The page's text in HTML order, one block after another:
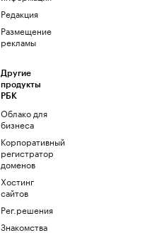
Редакция
Размещение
рекламы
Другие
продукты
РБК
Облако для
бизнеса
Корпоративный
регистратор
доменов
Хостинг
сайтов
Рег.решения
Знакомства